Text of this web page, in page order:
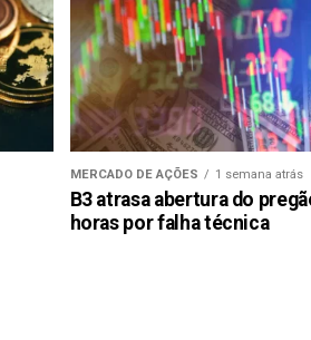
MERCADO DE AÇÕES 1 semana atrás
B3 atrasa abertura do
horas por falha técnica